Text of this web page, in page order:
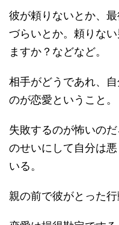
彼が頼りないとか、
づらいとか。頼りな
ますか？などなど。
相手がどうであれ、
のが恋愛ということ。
失敗するのが怖いの
のせいにして自分は
いる。
親の前で彼がとった